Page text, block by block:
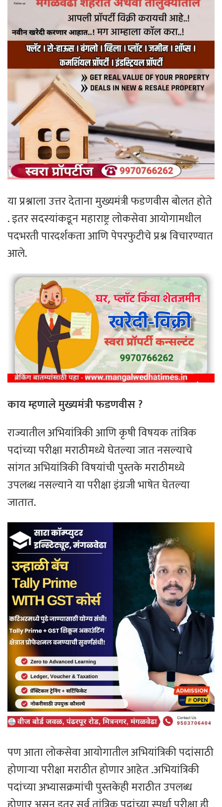
या प्रश्नाला उत्तर देताना मुख्यमंत्री फडणवीस बोलत होते
. इतर सदस्यांकडून महाराष्ट्र लोकसेवा आयोगामधील
पदभरती पारदर्शकता आणि पेपरफुटीचे प्रश्न विचारण्यात
आले.
काय म्हणाले मुख्यमंत्री फडणवीस ?
राज्यातील अभियांत्रिकी आणि कृषी विषयक तांत्रिक
पदांच्या परीक्षा मराठीमध्ये घेतल्या जात नसल्याचे
सांगत अभियांत्रिकी विषयांची पुस्तके मराठीमध्ये
उपलब्ध नसल्याने या परीक्षा इंग्रजी भाषेत घेतल्या
जातात.
पण आता लोकसेवा आयोगातील अभियांत्रिकी पदांसाठी
होणाऱ्या परीक्षा मराठीत होणार आहेत .अभियांत्रिकी
पदांच्या अभ्यासक्रमांची पुस्तकेही मराठीत उपलब्ध